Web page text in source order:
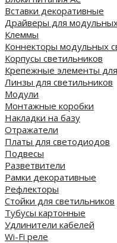
Вставки декоративные
Драйверы для
Клеммы
Коннекторы модульных
Корпусы светильников
Крепежные элементы
Линзы для светильников
Модули
Монтажные коробки
Накладки на базу
Отражатели
Платы для светодиодов
Подвесы
Разветвители
Рамки декоративные
Рефлекторы
Стойки для светильников
Тубусы картонные
Удлинители кабелей
Wi-Fi реле